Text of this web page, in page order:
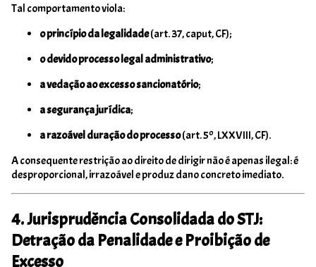
Tal comportamento viola:
o princípio da legalidade(art. 37, caput, CF);
o devido processo legal administrativo;
a vedação ao excesso sancionatório;
a segurança jurídica;
a razoável duração do processo(art. 5º, LXXVIII, CF).
A consequente restrição ao direito de dirigir não é apenas ilegal: é
desproporcional, irrazoável e produz dano concreto imediato.
4. Jurisprudência Consolidada do STJ:
Detração da Penalidade e Proibição de
Excesso